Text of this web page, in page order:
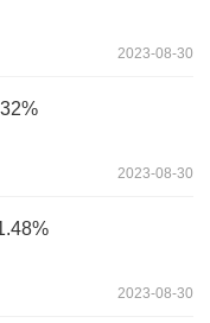
2023-08-30
2023-08-30
2023-08-30